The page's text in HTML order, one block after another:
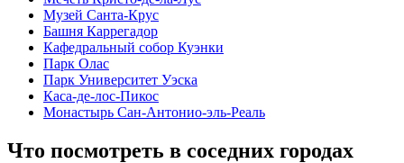
Музей Санта-Крус
Башня Каррегадор
Кафедральный собор Куэнки
Парк Олас
Парк Университет Уэска
Каса-де-лос-Пикос
Монастырь Сан-Антонио-эль-Реаль
Что посмотреть в соседних городах